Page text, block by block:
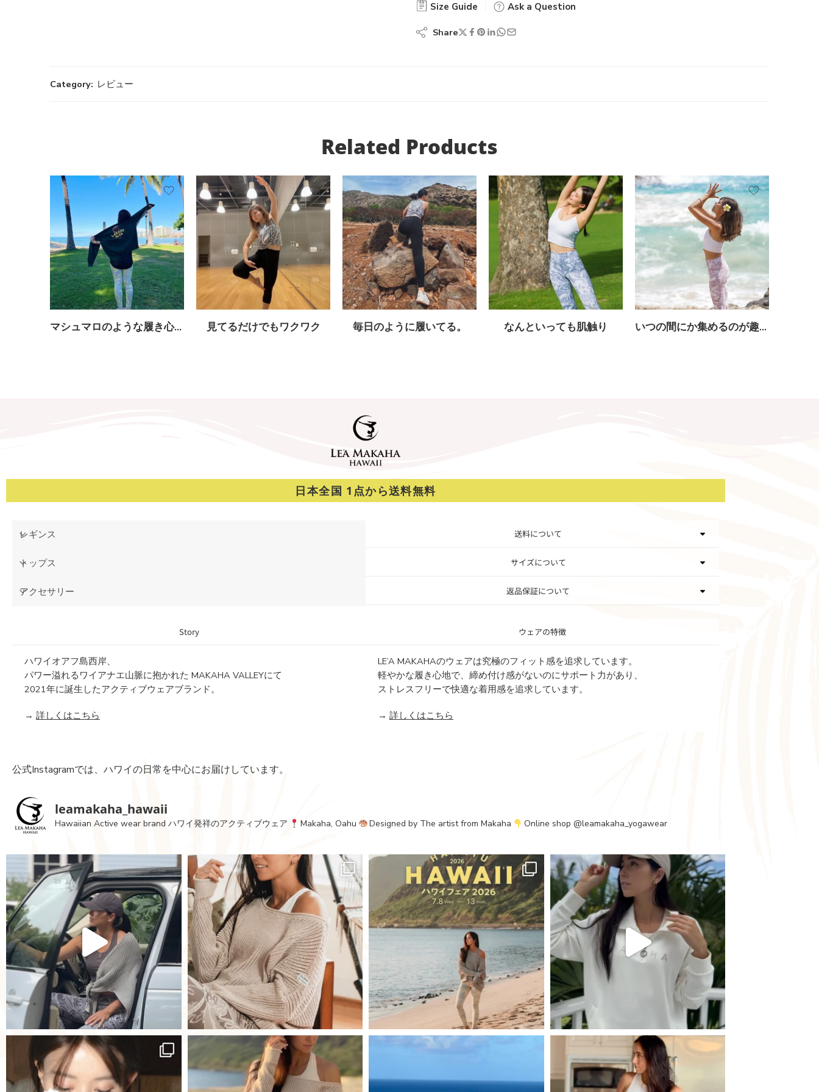
Size Guide Ask a Question
Share
Category: レビュー
Related Products
マシュマロのような履き心地 見てるだけでもワクワク 毎日のように履いてる。 なんといっても肌触り いつの間にか集めるのが趣味に
日本全国 1点から送料無料
レギンス
トップス
アクセサリー
送料について
サイズについて
返品保証について
Story
ハワイオアフ島西岸、
パワー溢れるワイアナエ山脈に抱かれた MAKAHA VALLEYにて
2021年に誕生したアクティブウェアブランド。
→ 詳しくはこちら
ウェアの特徴
LE’A MAKAHAのウェアは究極のフィット感を追求しています。
軽やかな履き心地で、締め付け感がないのにサポート力があり、
ストレスフリーで快適な着用感を追求しています。
→ 詳しくはこちら
公式Instagramでは、ハワイの日常を中心にお届けしています。
leamakaha_hawaii
Hawaiian Active wear brand ハワイ発祥のアクティブウェア Makaha, Oahu Designed by The artist from Makaha Online shop @leamakaha_yogawear